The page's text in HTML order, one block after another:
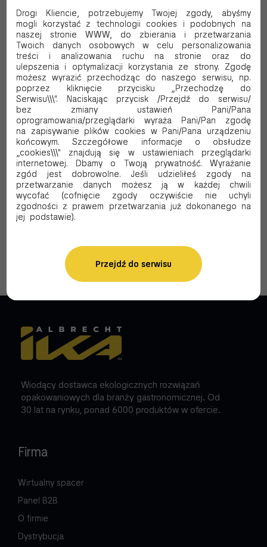
piekarniku
NIE
Pojemność produktu 1 komora
250
Czy materiał jest powlekany
NIE
Opakowanie
Ilość sztuk w opakowaniu 50
Karton
Ilość opakowań w kartonie
10
Ilość sztuk w kartonie
500
Paleta
Wiodący dostawca ekologicznych rozwiązań
opakowaniowych dla branży gastronomicznej. Od
30 lat na rynku, ponad 6000 produktów w ofercie.
Firma
Wirtualny spacer
Panel B2B
O firmie
Dystrybucja
Drogi Kliencie, potrzebujemy Twojej zgody, abyśmy
mogli korzystać z technologii cookies i podobnych na
naszej stronie WWW, do zbierania i przetwarzania
Twoich danych osobowych w celu personalizowania
treści i analizowania ruchu na stronie oraz do
ulepszenia i optymalizacji korzystania ze strony. Zgodę
możesz wyrazić przechodząc do naszego serwisu, np.
poprzez kliknięcie przycisku „Przechodzę do
Serwisu\\\". Naciskając przycisk /Przejdź do serwisu/
bez zmiany ustawień Pani/Pana
oprogramowania/przeglądarki wyraża Pani/Pan zgodę
na zapisywanie plików cookies w Pani/Pana urządzeniu
końcowym. Szczegółowe informacje o obsłudze
„cookies\\\" znajdują się w ustawieniach przeglądarki
internetowej. Dbamy o Twoją prywatność. Wyrażanie
zgód jest dobrowolne. Jeśli udzieliłeś zgody na
przetwarzanie danych możesz ją w każdej chwili
wycofać (cofnięcie zgody oczywiście nie uchyli
zgodności z prawem przetwarzania już dokonanego na
jej podstawie).
Przejdź do serwisu